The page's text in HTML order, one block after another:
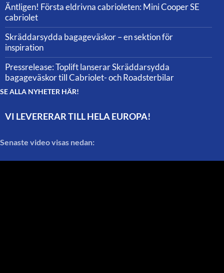
Äntligen! Första eldrivna cabrioleten: Mini Cooper SE
cabriolet
Skräddarsydda bagageväskor – en sektion för
inspiration
Pressrelease: Toplift lanserar Skräddarsydda
bagageväskor till Cabriolet- och Roadsterbilar
SE ALLA NYHETER HÄR!
VI LEVERERAR TILL HELA EUROPA!
Senaste video visas nedan: